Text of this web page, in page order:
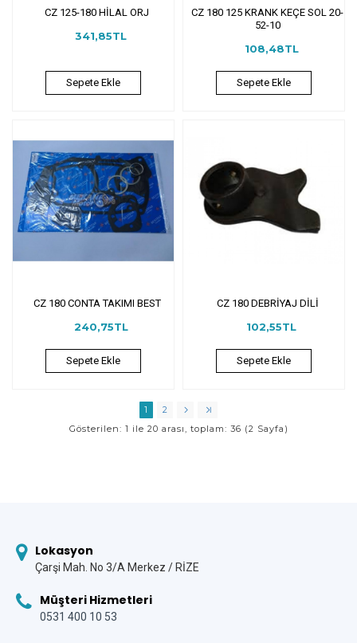
CZ 125-180 HİLAL ORJ
341,85TL
Sepete Ekle
CZ 180 125 KRANK KEÇE SOL 20-
52-10
108,48TL
Sepete Ekle
CZ 180 CONTA TAKIMI BEST
240,75TL
Sepete Ekle
CZ 180 DEBRİYAJ DİLİ
102,55TL
Sepete Ekle
1
2
Gösterilen: 1 ile 20 arası, toplam: 36 (2 Sayfa)
Lokasyon
Çarşi Mah. No 3/A Merkez / RİZE
Müşteri Hizmetleri
0531 400 10 53